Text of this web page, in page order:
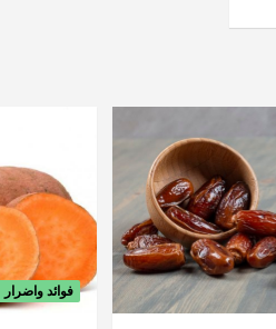
فوائد واضرار